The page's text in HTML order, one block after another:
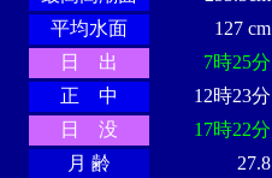
平均水面
127 cm
日 出
7時25分
正 中
12時23分
日 没
17時22分
月 齢
27.8